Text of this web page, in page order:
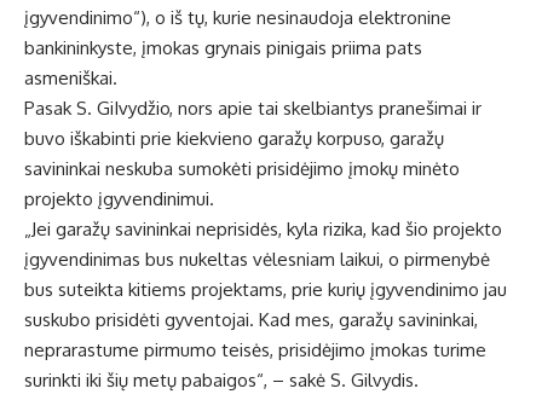
įgyvendinimo“), o iš tų, kurie nesinaudoja elektronine
bankininkyste, įmokas grynais pinigais priima pats
asmeniškai.
Pasak S. GiIvydžio, nors apie tai skelbiantys pranešimai ir
buvo iškabinti prie kiekvieno garažų korpuso, garažų
savininkai neskuba sumokėti prisidėjimo įmokų minėto
projekto įgyvendinimui.
„Jei garažų savininkai neprisidės, kyla rizika, kad šio projekto
įgyvendinimas bus nukeltas vėlesniam laikui, o pirmenybė
bus suteikta kitiems projektams, prie kurių įgyvendinimo jau
suskubo prisidėti gyventojai. Kad mes, garažų savininkai,
neprarastume pirmumo teisės, prisidėjimo įmokas turime
surinkti iki šių metų pabaigos“, – sakė S. Gilvydis.